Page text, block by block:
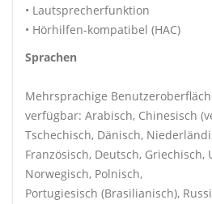
• Lautsprecherfunktion
• Hörhilfen-kompatibel (HAC)
Sprachen
Mehrsprachige
verfügbar: Arabisch, Chinesisch
Tschechisch, Dänisch,
Französisch, Deutsch,
Norwegisch, Polnisch,
Portugiesisch (Brasilianisch),